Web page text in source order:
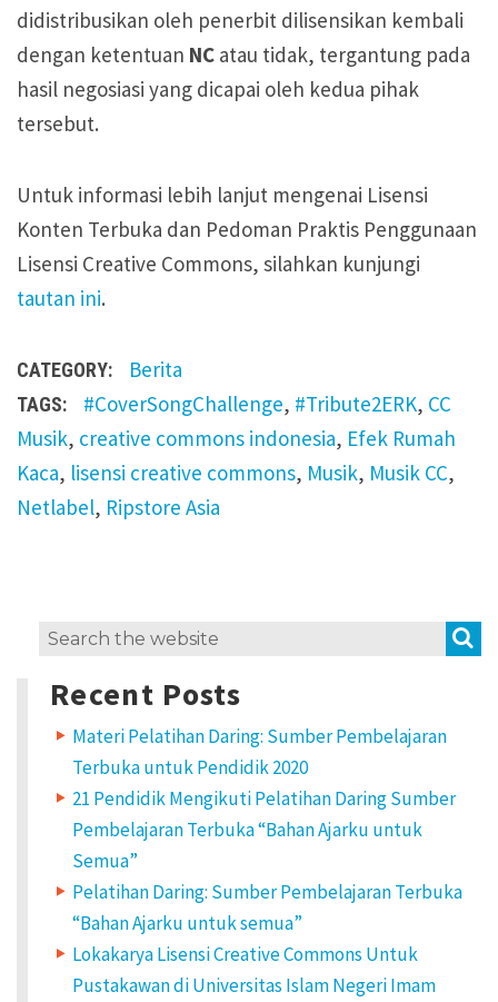
didistribusikan oleh penerbit dilisensikan kembali
dengan ketentuan NC atau tidak, tergantung pada
hasil negosiasi yang dicapai oleh kedua pihak
tersebut.
Untuk informasi lebih lanjut mengenai Lisensi
Konten Terbuka dan Pedoman Praktis Penggunaan
Lisensi Creative Commons, silahkan kunjungi
tautan ini.
CATEGORY: Berita
TAGS: #CoverSongChallenge, #Tribute2ERK, CC
Musik, creative commons indonesia, Efek Rumah
Kaca, lisensi creative commons, Musik, Musik CC,
Netlabel, Ripstore Asia
Search
Recent Posts
Materi Pelatihan Daring: Sumber Pembelajaran
Terbuka untuk Pendidik 2020
21 Pendidik Mengikuti Pelatihan Daring Sumber
Pembelajaran Terbuka “Bahan Ajarku untuk
Semua”
Pelatihan Daring: Sumber Pembelajaran Terbuka
“Bahan Ajarku untuk semua”
Lokakarya Lisensi Creative Commons Untuk
Pustakawan di Universitas Islam Negeri Imam